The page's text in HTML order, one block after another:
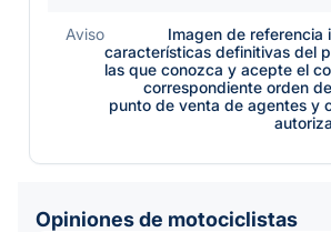
Aviso
Imagen de referencia
características definitivas del
las que conozca y acepte el
correspondiente orden
punto de venta de agentes y
Opiniones de motociclistas